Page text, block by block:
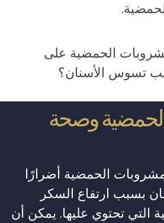
الحمضية على
تسوس الأسنان؟
وصحة
الحمضية أضرارًا
بسبب ارتفاع السكر
التي تحتوي عليها. يمكن أن